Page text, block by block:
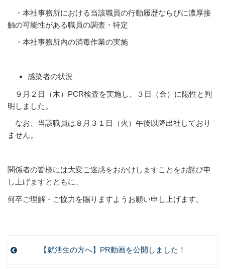
・本社事務所における当該職員の行動履歴ならびに濃厚接
触の可能性がある職員の調査・特定
・本社事務所内の消毒作業の実施
感染者の状況
９月２日（木）PCR検査を実施し、３日（金）に陽性と判
明しました。
なお、当該職員は８月３１日（火）午後以降出社しており
ません。
関係者の皆様には大変ご迷惑をおかけしますことをお詫び申
し上げますとともに、
何卒ご理解・ご協力を賜りますようお願い申し上げます。
【就活生の方へ】PR動画を公開しました！